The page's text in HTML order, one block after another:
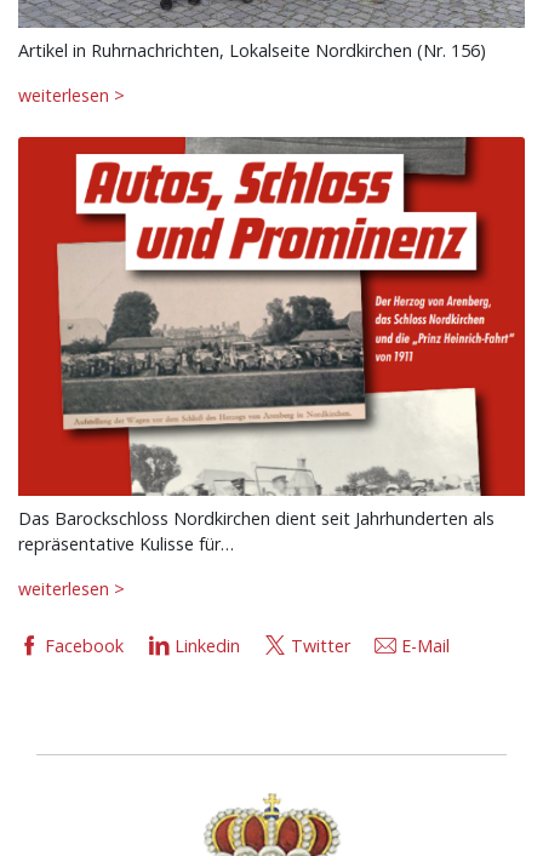
Artikel in Ruhrnachrichten, Lokalseite Nordkirchen (Nr. 156)
weiterlesen >
Das Barockschloss Nordkirchen dient seit Jahrhunderten als
repräsentative Kulisse für…
weiterlesen >
Facebook Linkedin Twitter E-Mail